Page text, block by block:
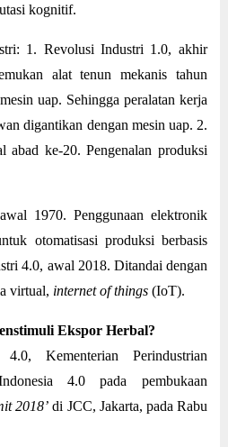
kognitif.
1. Revolusi Industri 1.0, akhir
alat tenun mekanis tahun
uap. Sehingga peralatan kerja
digantikan dengan mesin uap. 2.
abad ke-20. Pengenalan produksi
1970. Penggunaan elektronik
otomatisasi produksi berbasis
4.0, awal 2018. Ditandai dengan
virtual, internet of things (IoT).
Ekspor Herbal?
Kementerian Perindustrian
4.0 pada pembukaan
2018’ di JCC, Jakarta, pada Rabu